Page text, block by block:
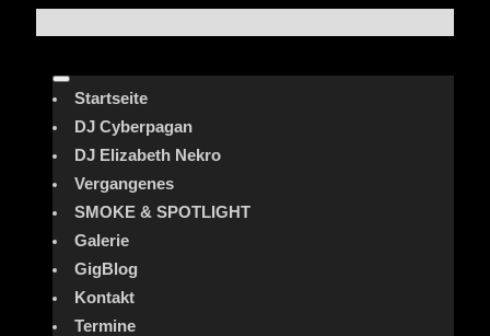
Startseite
DJ Cyberpagan
DJ Elizabeth Nekro
Vergangenes
SMOKE & SPOTLIGHT
Galerie
GigBlog
Kontakt
Termine